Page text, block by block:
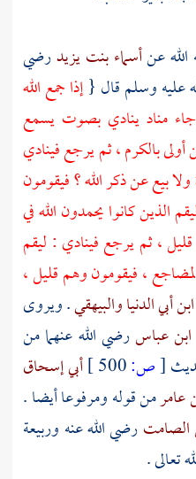
الله عنأسماء بنت يزيدرضي
عليه وسلم قال {إذا جمع الله
جاء مناد ينادي بصوت يسمع
أولى بالكرم ، ثم يرجع فينادي
ولا بيع عن ذكر الله ؟ فيقومون
الذين كانوا يحمدون الله في
، ثم يرجع فينادي : ليقم
، فيقومون وهم قليل ،
ابن أبي الدنياوالبيهقي. ويروى
ابن عباسرضي الله عنهما من
[ص:
أبي إسحاق
عامرمن قوله ومرفوعا أيضا .
الصامترضي الله عنه وربيعة
تعالى .